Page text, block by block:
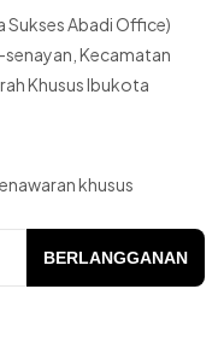
Sukses Abadi Office)
senayan, Kecamatan
Khusus Ibukota
khusus
BERLANGGANAN